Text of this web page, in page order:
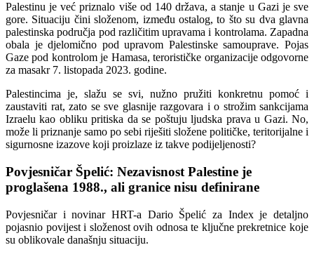
Palestinu je već priznalo više od 140 država, a stanje u Gazi je sve
gore. Situaciju čini složenom, između ostalog, to što su dva glavna
palestinska područja pod različitim upravama i kontrolama. Zapadna
obala je djelomično pod upravom Palestinske samouprave. Pojas
Gaze pod kontrolom je Hamasa, terorističke organizacije odgovorne
za masakr 7. listopada 2023. godine.
Palestincima je, slažu se svi, nužno pružiti konkretnu pomoć i
zaustaviti rat, zato se sve glasnije razgovara i o strožim sankcijama
Izraelu kao obliku pritiska da se poštuju ljudska prava u Gazi. No,
može li priznanje samo po sebi riješiti složene političke, teritorijalne i
sigurnosne izazove koji proizlaze iz takve podijeljenosti?
Povjesničar Špelić: Nezavisnost Palestine je
proglašena 1988., ali granice nisu definirane
Povjesničar i novinar HRT-a Dario Špelić za Index je detaljno
pojasnio povijest i složenost ovih odnosa te ključne prekretnice koje
su oblikovale današnju situaciju.